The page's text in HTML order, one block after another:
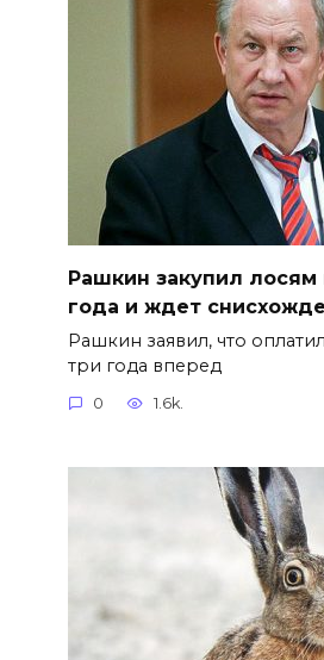
Рашкин закупил лосям
года и ждет
Рашкин заявил, что
три года вперед
0 1.6k.